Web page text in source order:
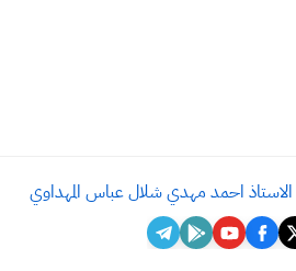
الاستاذ احمد مهدي شلال عباس المهداوي